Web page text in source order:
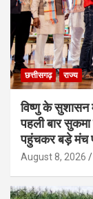
छत्तीसगढ़ राज्य
विष्णु के सुशासन
पहली बार सुकमा
पहुंचकर बड़े मंच
August 8, 2026